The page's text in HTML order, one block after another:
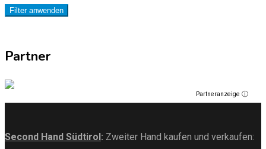
Filter anwenden
Partner
Partneranzeige ⓘ
Second Hand Südtirol : Zweiter Hand kaufen und verkaufen: